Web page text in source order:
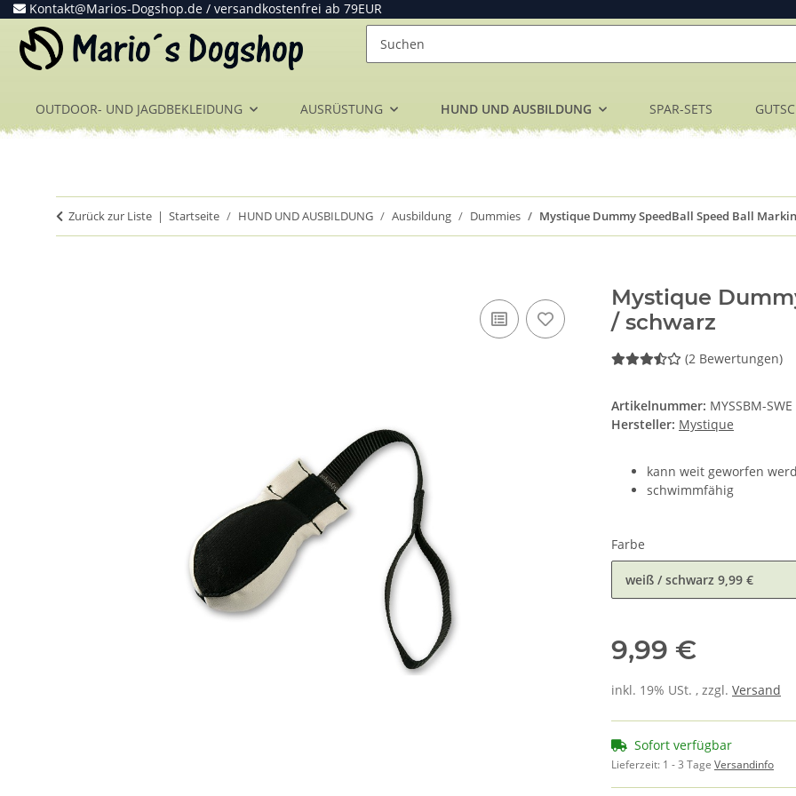
Kontakt@Marios-Dogshop.de / versandkostenfrei ab 79EUR
OUTDOOR- UND JAGDBEKLEIDUNG AUSRÜSTUNG HUND UND AUSBILDUNG SPAR-SETS
Zurück zur Liste Startseite HUND UND AUSBILDUNG Ausbildung Dummies Mystique Dummy SpeedBall Speed Ball
Mystique
/ schwarz
(2 Bewertungen)
Artikelnummer: MYSSBM-SWE
Hersteller: Mystique
kann weit geworfen
schwimmfähig
Farbe
weiß / schwarz 9,99 €
9,99 €
inkl. 19% USt. , zzgl. Versand
Sofort verfügbar
Lieferzeit: 1 - 3 Tage Versandinfo